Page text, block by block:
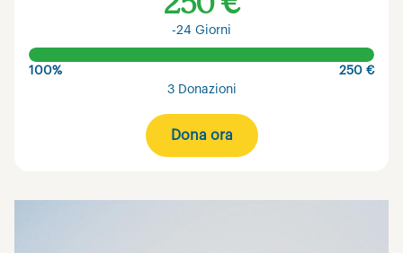
-24 Giorni
100%
250 €
3 Donazioni
Dona ora